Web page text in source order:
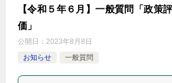
【令和５年６月】一般質問「政策
価」
公開日： 2023年8月8日
お知らせ
一般質問